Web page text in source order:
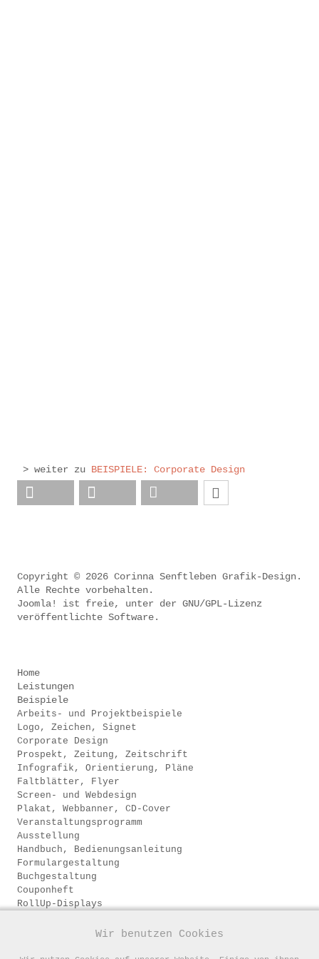
> weiter zu BEISPIELE: Corporate Design
Copyright © 2026 Corinna Senftleben Grafik-Design.
Alle Rechte vorbehalten.
Joomla!
ist freie, unter der GNU/GPL-Lizenz
veröffentlichte Software.
Home
Leistungen
Beispiele
Arbeits- und Projektbeispiele
Logo, Zeichen, Signet
Corporate Design
Prospekt, Zeitung, Zeitschrift
Infografik, Orientierung, Pläne
Faltblätter, Flyer
Screen- und Webdesign
Plakat, Webbanner, CD-Cover
Veranstaltungsprogramm
Ausstellung
Handbuch, Bedienungsanleitung
Formulargestaltung
Buchgestaltung
Couponheft
RollUp-Displays
Wir benutzen Cookies